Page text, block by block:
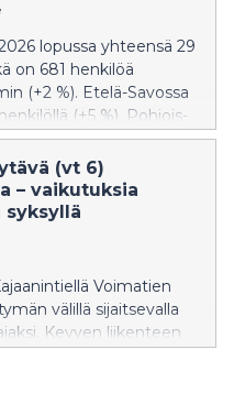
muistutetaan, että
tulee reagoida ja että
tehdä heti
ilmoittaminen
lopussa yhteensä 29
on 681 henkilöä
(+2 %). Etelä-Savossa
(+5 %), Pohjois-
ja Pohjois-Savossa 222
(vt 6)
– vaikutuksia
syksyllä
Voimatien
välillä sijaitsevalla
Kevyen liikenteen